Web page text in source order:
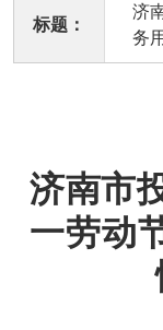
标题：
济
务
济南市
一劳动